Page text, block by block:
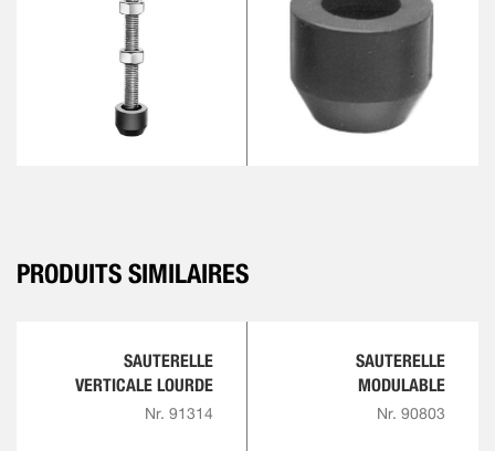
PRODUITS SIMILAIRES
SAUTERELLE
VERTICALE LOURDE
Nr. 91314
SAUTERELLE
MODULABLE
Nr. 90803